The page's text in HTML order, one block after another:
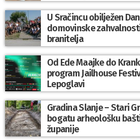
U Sračincu obilježen
domovinske
branitelja
Od Ede Maajke do
program Jailhouse
Lepoglavi
Gradina Slanje – Stari
bogatu arheološku
županije